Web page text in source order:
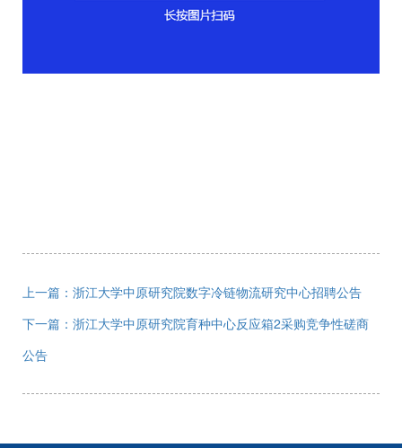
上一篇：浙江大学中原研究院数字冷链物流研究中心招聘公告
下一篇：浙江大学中原研究院育种中心反应箱2采购竞争性磋商
公告